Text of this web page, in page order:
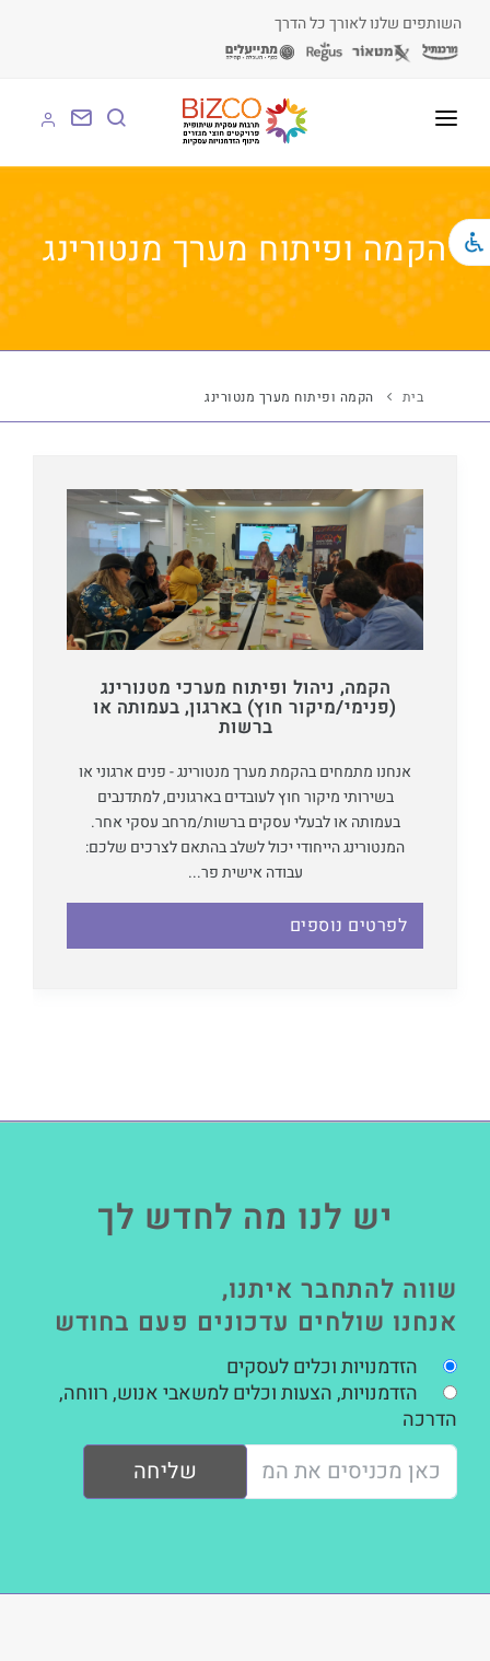
השותפים שלנו לאורך כל הדרך
על BIZCO
BIZCO לעסקים
BIZCO לרשויות
הקמה ופיתוח מערך מנטורינג
בית הקמה ופיתוח מערך מנטורינג
הקמה, ניהול ופיתוח מערכי מטנורינג
(פנימי/מיקור חוץ) בארגון, בעמותה או
ברשות
אנחנו מתמחים בהקמת מערך מנטורינג - פנים ארגוני או
בשירותי מיקור חוץ לעובדים בארגונים, למתדנבים
בעמותה או לבעלי עסקים ברשות/מרחב עסקי אחר.
המנטורינג הייחודי יכול לשלב בהתאם לצרכים שלכם:
עבודה אישית פר...
לפרטים נוספים
יש לנו מה לחדש לך
שווה להתחבר איתנו,
אנחנו שולחים עדכונים פעם בחודש
הזדמנויות וכלים לעסקים
הזדמנויות, הצעות וכלים למשאבי אנוש, רווחה,
הדרכה
שליחה